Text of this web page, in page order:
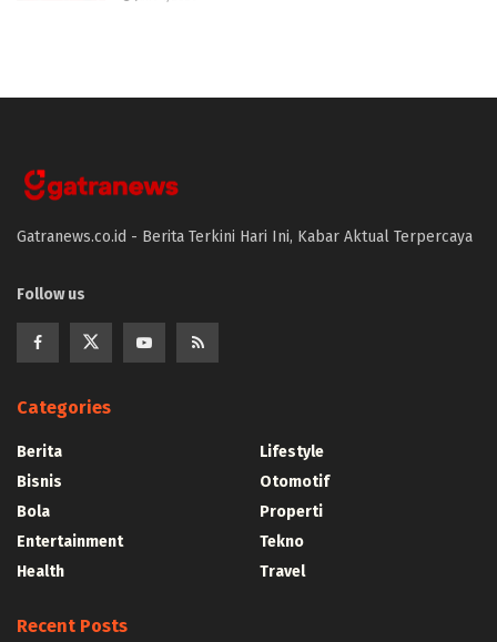
Gatranews.co.id - Berita Terkini Hari Ini, Kabar Aktual Terpercaya
Follow us
Categories
Berita
Bisnis
Bola
Entertainment
Health
Lifestyle
Otomotif
Properti
Tekno
Travel
Recent Posts